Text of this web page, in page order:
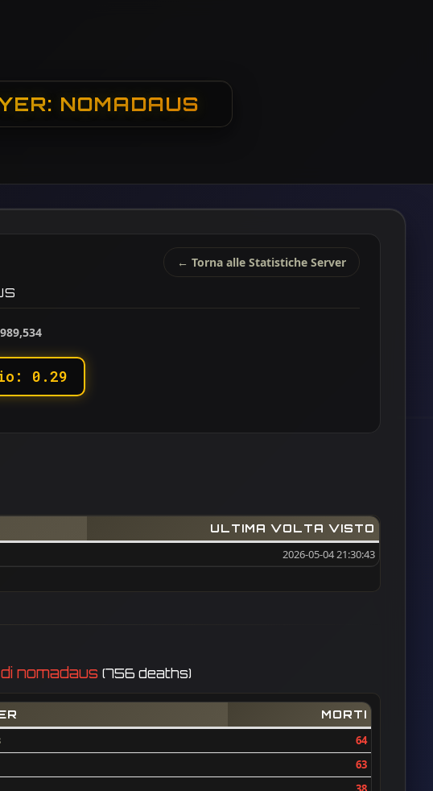
NOMADAUS
← Torna alle Statistiche Server
989,534
0.29
ULTIMA VOLTA VISTO
2026-05-04 21:30:43
nomadaus (756 deaths)
MORTI
64
63